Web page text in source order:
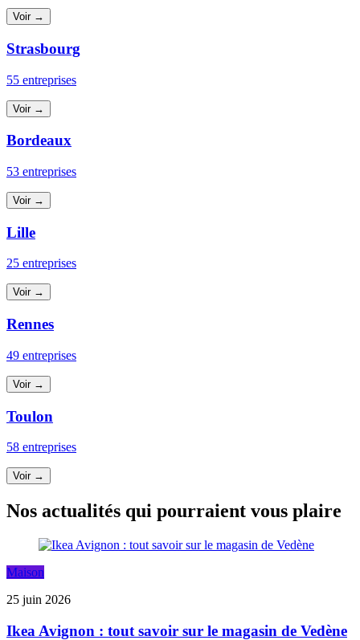
Voir →
Strasbourg
55 entreprises
Voir →
Bordeaux
53 entreprises
Voir →
Lille
25 entreprises
Voir →
Rennes
49 entreprises
Voir →
Toulon
58 entreprises
Voir →
Nos actualités qui pourraient vous plaire
Maison
25 juin 2026
Ikea Avignon : tout savoir sur le magasin de Vedène